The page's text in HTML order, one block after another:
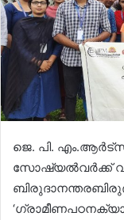
ജെ. പി.
സോഷ്യൽവർക്ക്‌